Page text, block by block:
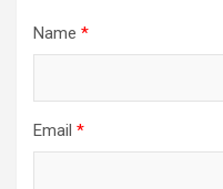
Name *
Email *